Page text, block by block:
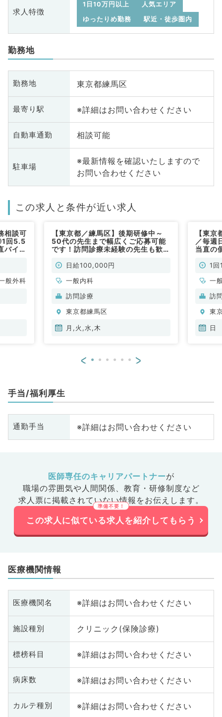
求人特徴
1日10万円以上
人気エリア
ゆったりめ勤務
駅近・徒歩圏内
勤務地
勤務地 東京都練馬区
最寄り駅 ※詳細はお問い合わせください
自動車通勤 相談可能
駐車場
※最新情報を確認いたしますので
お問い合わせください
この求人と条件が近い求人
相談可
回5.5
バイト
般外科
【東京都／練馬区】後期研修中～
50代の先生まで幅広くご応募可能
です！訪問診療未経験の先生も歓
のうち1曜日～勤務可能（一般内科
日給100,000円
一般内科
訪問診療
東京都練馬区
月,火,水,木
【東
／毎週
当直の
OK◎
1
一
訪
東
日
< >
手当/福利厚生
通勤手当 ※詳細はお問い合わせください
医師専任のキャリアパートナーが
職場の雰囲気や人間関係、 教育・研修制度など
求人票に掲載されていない情報をお伝えします。
この求人に似ている求人を紹介してもらう
医療機関情報
医療機関名 ※詳細はお問い合わせください
施設種別 クリニック(保険診療)
標榜科目 ※詳細はお問い合わせください
病床数 ※詳細はお問い合わせください
カルテ種別 ※詳細はお問い合わせください